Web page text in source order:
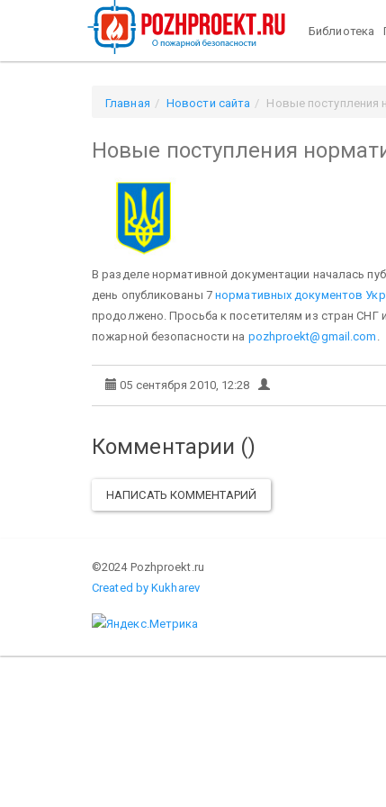
Библиотека
Главная Новости сайта Новые поступления
Новые поступления
В разделе нормативной документации началась
день опубликованы 7 нормативных документов
продолжено. Просьба к посетителям из стран
пожарной безопасности на pozhproekt@gmail.com
05 сентября 2010, 12:28
Комментарии ()
НАПИСАТЬ КОММЕНТАРИЙ
©2024 Pozhproekt.ru
Created by Kukharev